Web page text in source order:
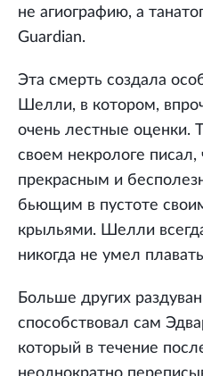
не агиографию, а
Guardian.
Эта смерть создала
Шелли, в котором,
очень лестные оценки.
своем некрологе
прекрасным и
бьющим в пустоте
крыльями. Шелли
никогда не умел
Больше других
способствовал сам
который в течение